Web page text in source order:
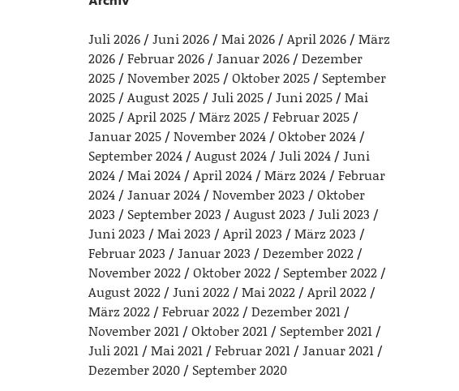
Juli 2026 Juni 2026 Mai 2026 April 2026
März
2026
Februar 2026 Januar 2026
Dezember
2025
November 2025 Oktober 2025
September
2025
August 2025 Juli 2025 Juni 2025
Mai
2025
April 2025 März 2025
Februar 2025
Januar 2025
November 2024
Oktober 2024
September 2024
August 2024 Juli 2024
Juni
2024
Mai 2024 April 2024 März 2024
Februar
2024
Januar 2024 November 2023
Oktober
2023
September 2023 August 2023
Juli 2023
Juni 2023
Mai 2023 April 2023
März 2023
Februar 2023
Januar 2023
Dezember 2022
November 2022
Oktober 2022
September 2022
August 2022
Juni 2022 Mai 2022
April 2022
März 2022
Februar 2022
Dezember 2021
November 2021
Oktober 2021
September 2021
Juli 2021
Mai 2021 Februar 2021
Januar 2021
Dezember 2020
September 2020